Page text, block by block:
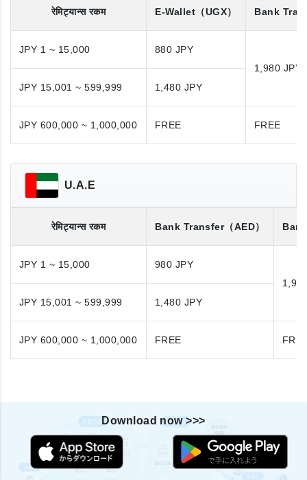
रेमिट्यान्स रकम E-Wallet （UGX） Bank
JPY 1 ~ 15,000
880 JPY
1,980 JPY
JPY 15,001 ~ 599,999
1,480 JPY
JPY 600,000 ~ 1,000,000 FREE FREE
U.A.E
रेमिट्यान्स रकम Bank Transfer（AED）
JPY 1 ~ 15,000
980 JPY
JPY 15,001 ~ 599,999
1,480 JPY
JPY 600,000 ~ 1,000,000 FREE
Download now >>>